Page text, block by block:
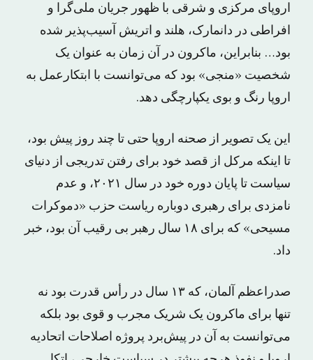
اروپای مرکزی و شرقی با ظهور جریان ملی‌گرا و
افراطی در دانمارک، هلند و اتریش آسیب‌پذیر شده
بود… بنابراین، ماکرون در آن زمان به عنوان یک
شخصیت «منجی» بود که می‌توانست با ابتکارعمل به
اروپا رنگ و بوی یکپارچگی دهد.
این یک تصویر از صحنه اروپا حتی تا چند روز پیش بود،
تا اینکه مرکل از قصد خود برای رفتن تدریجی از دنیای
سیاست تا پایان دوره خود در سال ۲۰۲۱، و عدم
نامزدی برای رهبری دوباره ریاست حزب «دموکرات
مسیحی» که برای ۱۸ سال رهبر بی رقیب آن بود، خبر
داد.
صدراعظم آلمان، که ۱۳ سال در رأس قدرت بود نه
تنها برای ماکرون یک شریک مجرب و قوی بود بلکه
می‌توانست به آن در پیش‌برد پروژه اصلاحات اتحادیه